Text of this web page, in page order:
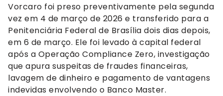
Vorcaro foi preso preventivamente pela segunda
vez em 4 de março de 2026 e transferido para a
Penitenciária Federal de Brasília dois dias depois,
em 6 de março. Ele foi levado à capital federal
após a Operação Compliance Zero, investigação
que apura suspeitas de fraudes financeiras,
lavagem de dinheiro e pagamento de vantagens
indevidas envolvendo o Banco Master.